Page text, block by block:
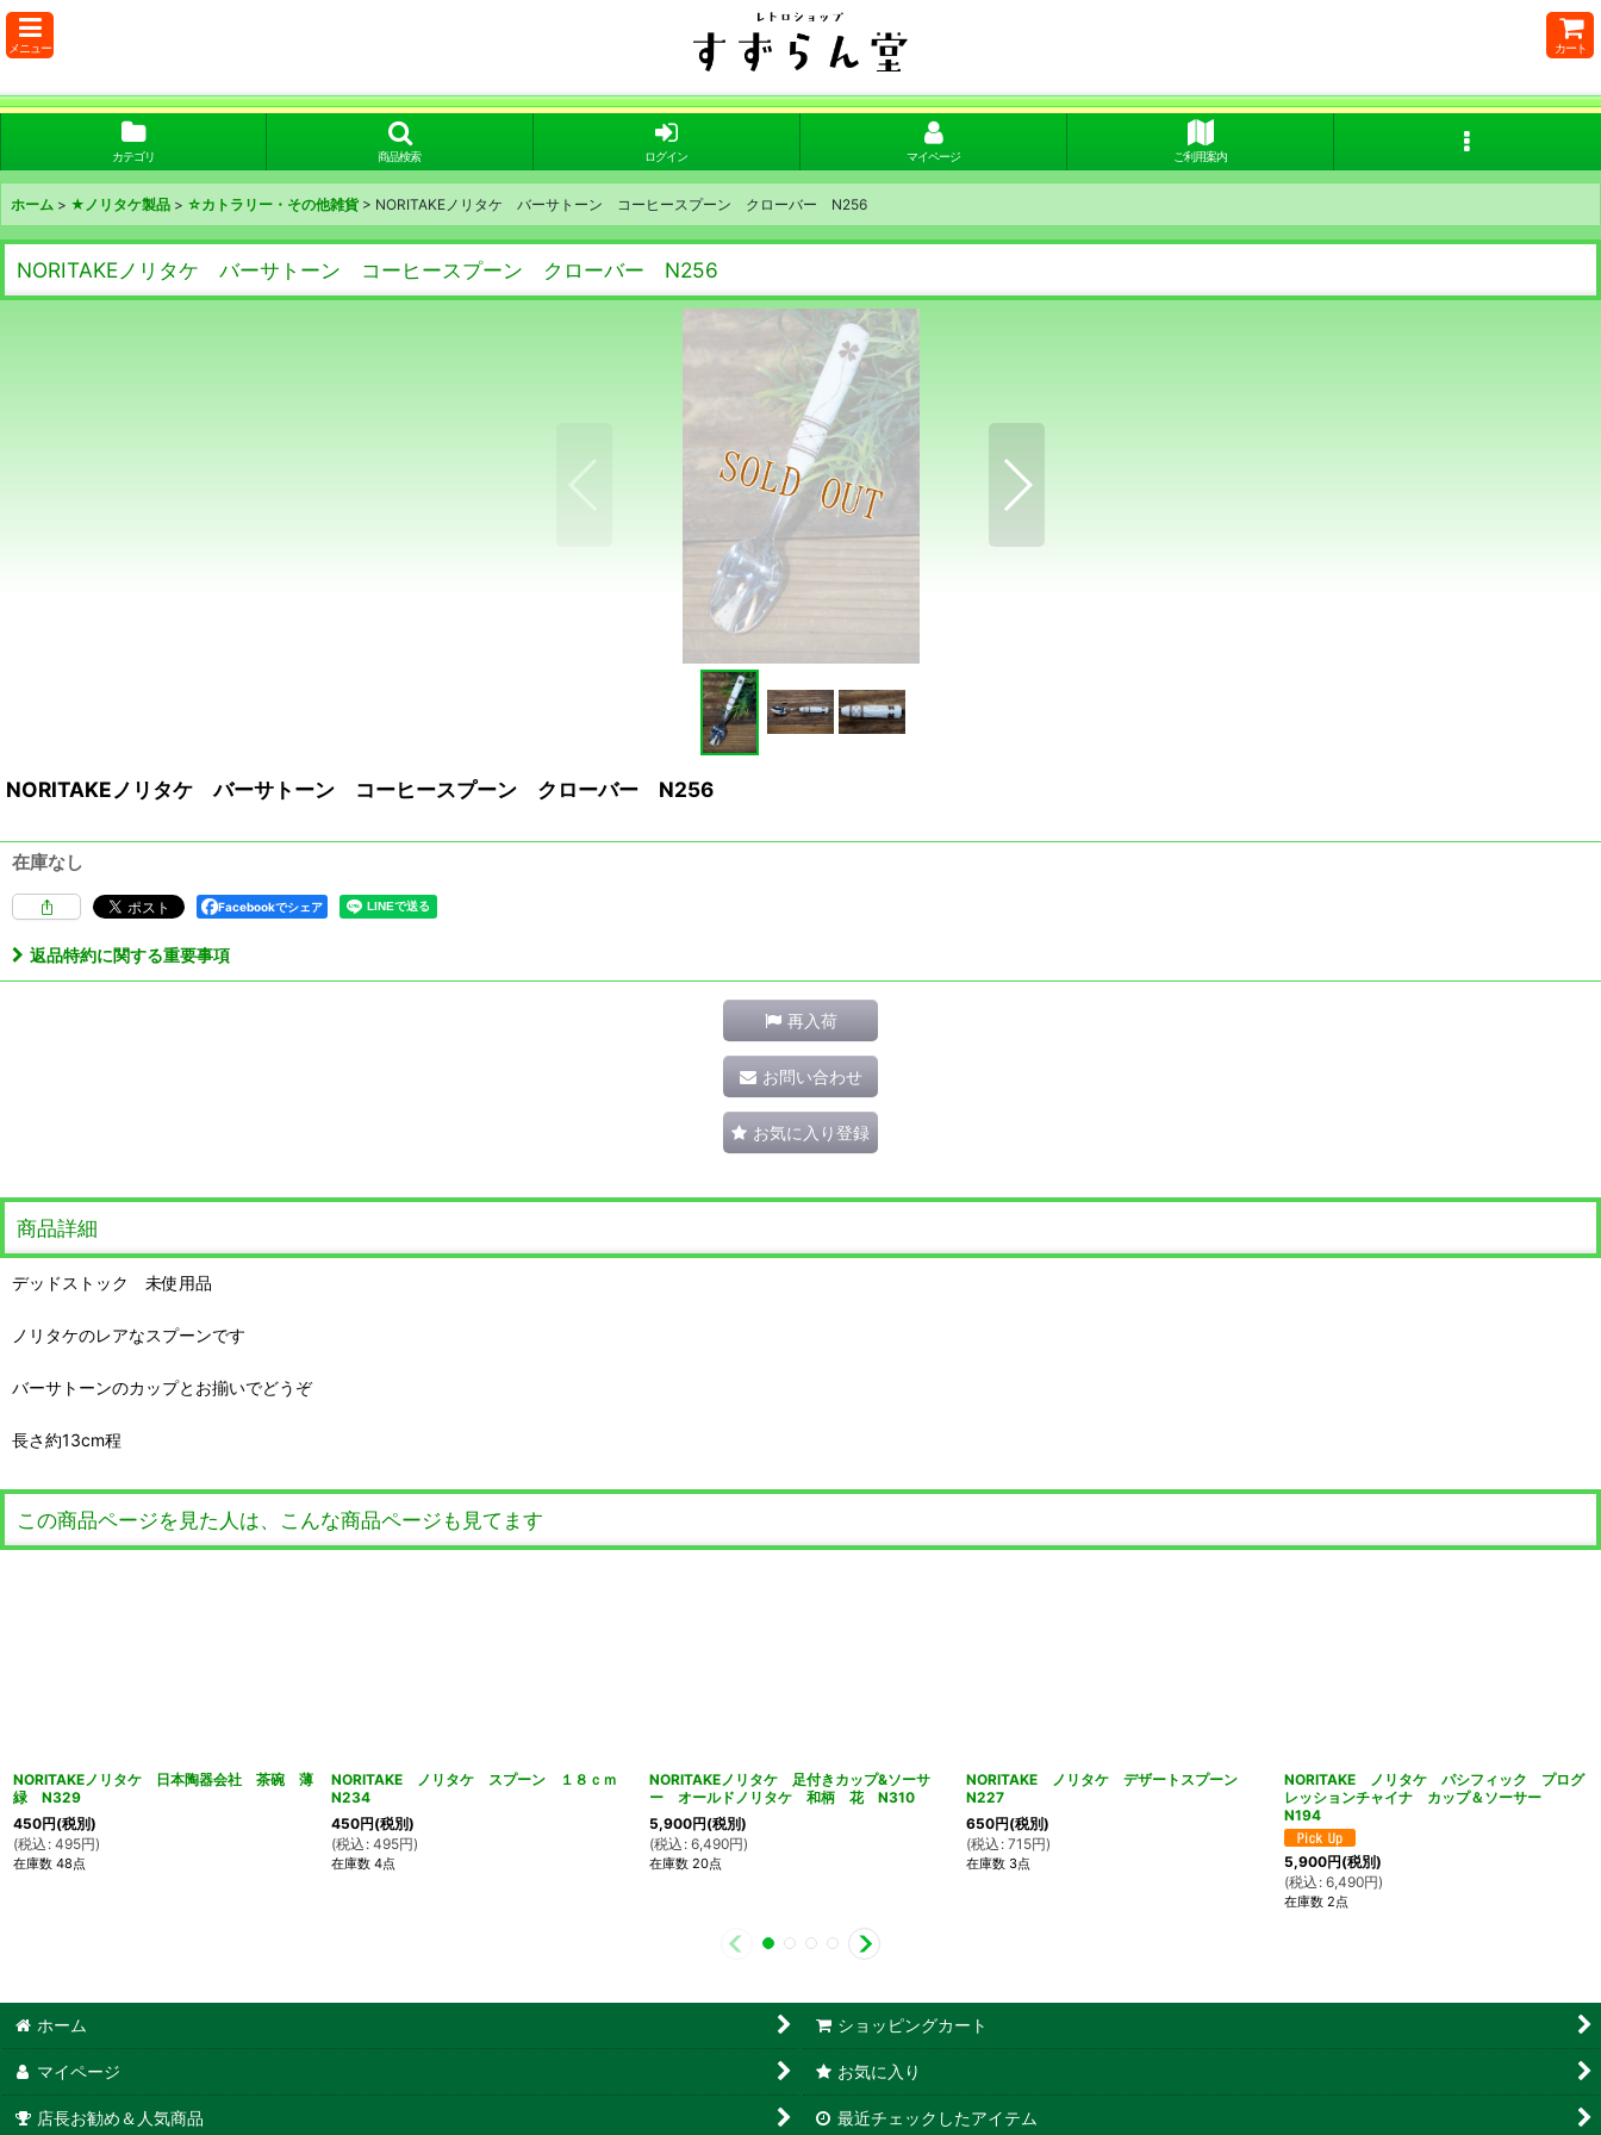
メニュー カート
カテゴリ 商品検索 ログイン マイページ ご利用案内
ホーム > ★ノリタケ製品 > ☆カトラリー・その他雑貨 > NORITAKEノリタケ バーサトーン コーヒースプーン クローバー N256
NORITAKEノリタケ バーサトーン コーヒースプーン クローバー N256
NORITAKEノリタケ バーサトーン コーヒースプーン クローバー N256
在庫なし
Facebookでシェア
返品特約に関する重要事項
再入荷
お問い合わせ
お気に入り登録
商品詳細
デッドストック 未使用品
ノリタケのレアなスプーンです
バーサトーンのカップとお揃いでどうぞ
長さ約13cm程
この商品ページを見た人は、こんな商品ページも見てます
NORITAKEノリタケ 日本陶器会社 茶碗 薄
緑 N329
450円(税別)
(税込 : 495円)
在庫数 48点
NORITAKE ノリタケ スプーン １８ｃｍ
N234
450円(税別)
(税込 : 495円)
在庫数 4点
NORITAKEノリタケ 足付きカップ&ソーサ
ー オールドノリタケ 和柄 花 N310
5,900円(税別)
(税込 : 6,490円)
在庫数 20点
NORITAKE ノリタケ デザートスプーン
N227
650円(税別)
(税込 : 715円)
在庫数 3点
NORITAKE ノリタケ パシフィック プログ
レッションチャイナ カップ＆ソーサー
N194
5,900円(税別)
(税込 : 6,490円)
在庫数 2点
ホーム ショッピングカート
マイページ お気に入り
店長お勧め＆人気商品 最近チェックしたアイテム